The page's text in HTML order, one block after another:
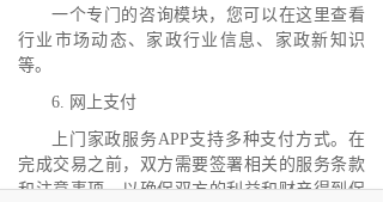
一个专门的咨询模块，您可以在这里查看
行业市场动态、家政行业信息、家政新知识
等。
6. 网上支付
上门家政服务APP支持多种支付方式。在
完成交易之前，双方需要签署相关的服务条款
和注意事项，以确保双方的利益和财产得到保